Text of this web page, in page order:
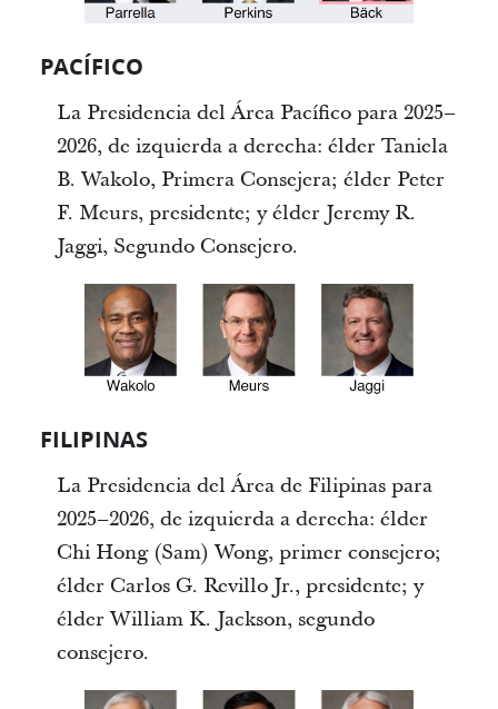
PACÍFICO
La Presidencia del Área Pacífico para 2025–
2026, de izquierda a derecha: élder Taniela
B. Wakolo, Primera Consejera; élder Peter
F. Meurs, presidente; y élder Jeremy R.
Jaggi, Segundo Consejero.
FILIPINAS
La Presidencia del Área de Filipinas para
2025–2026, de izquierda a derecha: élder
Chi Hong (Sam) Wong, primer consejero;
élder Carlos G. Revillo Jr., presidente; y
élder William K. Jackson, segundo
consejero.